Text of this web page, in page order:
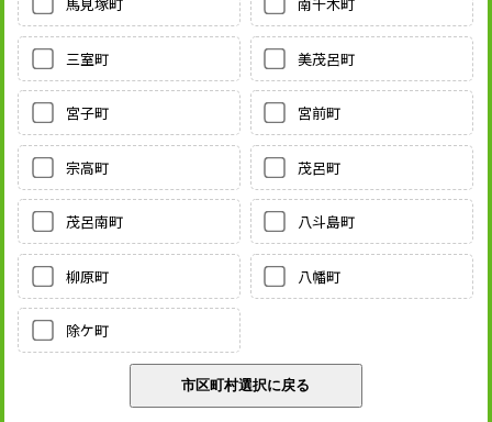
馬見塚町 南千木町
三室町 美茂呂町
宮子町 宮前町
宗高町 茂呂町
茂呂南町 八斗島町
柳原町 八幡町
除ケ町